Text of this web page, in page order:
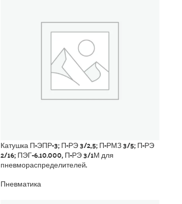
Катушка П-ЭПР-3; П-РЭ 3/2,5; П-РМЗ 3/5; П-РЭ
2/16; ПЭГ-6.10.000, П-РЭ 3/1М для
пневмораспределителей.
Пневматика